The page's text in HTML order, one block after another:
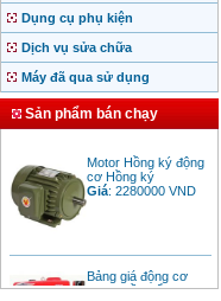
Dụng cụ phụ kiện
Dịch vụ sửa chữa
Máy đã qua sử dụng
Sản phẩm bán chạy
cơ Hồng ký
Giá:2280000
diesel đầu nổ diesel
Giá:6500000VND